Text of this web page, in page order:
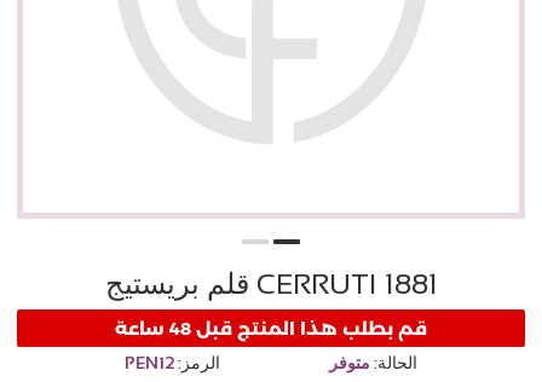
CERRUTI 1881 قلم بريستيج
قم بطلب هذا المنتج قبل 48 ساعة
الحالة:متوفر الرمز:PEN12